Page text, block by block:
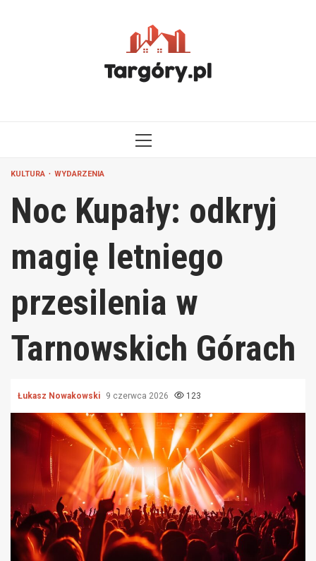
MENU
KULTURA WYDARZENIA
Noc Kupały: odkryj
magię letniego
przesilenia w
Tarnowskich Górach
Łukasz Nowakowski 9 czerwca 2026 123